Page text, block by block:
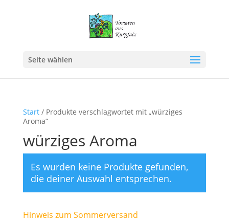
Seite wählen
Start/ Produkte verschlagwortet mit „würziges
Aroma“
würziges Aroma
Es wurden keine Produkte gefunden,
die deiner Auswahl entsprechen.
Hinweis zum Sommerversand